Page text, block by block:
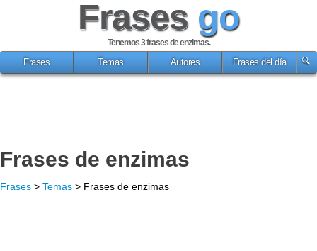
Frases go
Tenemos 3frases de enzimas.
Frases
Temas Autores Frases del día
Frases de enzimas
Frases > Temas > Frases de enzimas